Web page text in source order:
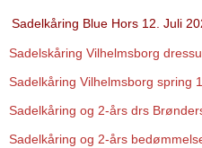
Sadelkåring Blue Hors 12. Juli
Sadelskåring Vilhelmsborg
Sadelkåring Vilhelmsborg spring
Sadelkåring og 2-års drs
Sadelkåring og 2-års